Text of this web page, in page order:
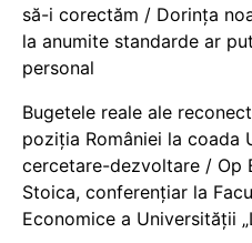
să-i corectăm / Dorința
la anumite standarde ar
personal
Bugetele reale ale
poziția României la coada
cercetare-dezvoltare / Op
Stoica, conferențiar la
Economice a Universității